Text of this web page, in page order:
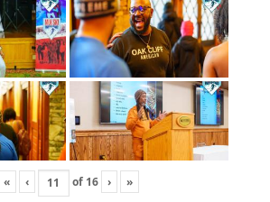
« ‹ of 16 › »